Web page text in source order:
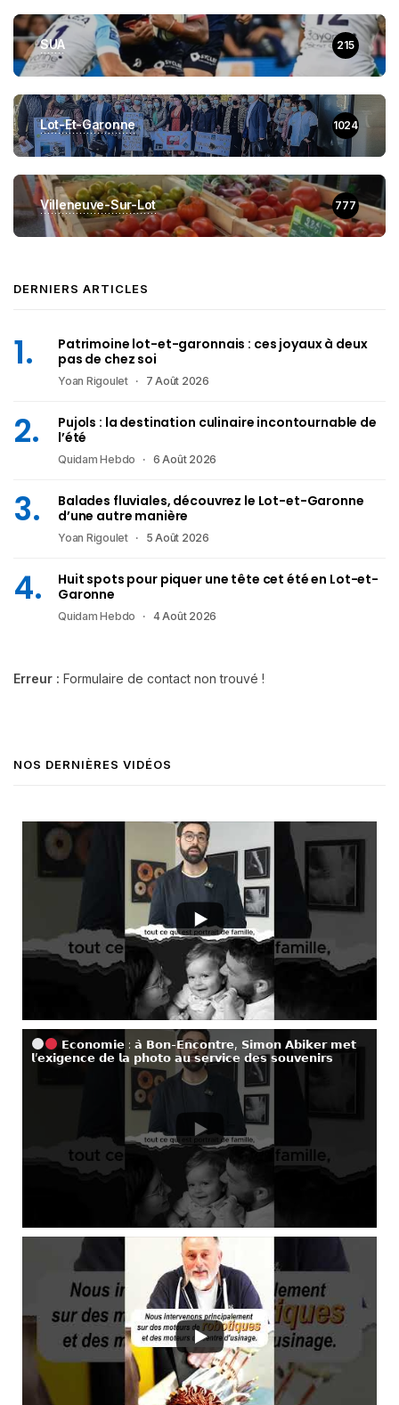
SUA 215
Lot-Et-Garonne 1024
Villeneuve-Sur-Lot 777
DERNIERS ARTICLES
Patrimoine lot-et-garonnais : ces joyaux à deux
pas de chez soi
Yoan Rigoulet 7 Août 2026
Pujols : la destination culinaire incontournable de
l’été
Quidam Hebdo 6 Août 2026
Balades fluviales, découvrez le Lot-et-Garonne
d’une autre manière
Yoan Rigoulet 5 Août 2026
Huit spots pour piquer une tête cet été en Lot-et-
Garonne
Quidam Hebdo 4 Août 2026
Erreur : Formulaire de contact non trouvé !
NOS DERNIÈRES VIDÉOS
𝗘𝗰𝗼𝗻𝗼𝗺𝗶𝗲 : 𝗮̀ 𝗕𝗼𝗻-𝗘𝗻𝗰𝗼𝗻𝘁𝗿𝗲, 𝗦𝗶𝗺𝗼𝗻 𝗔𝗯𝗶𝗸𝗲𝗿 𝗺𝗲𝘁
𝗹’𝗲𝘅𝗶𝗴𝗲𝗻𝗰𝗲 𝗱𝗲 𝗹𝗮 𝗽𝗵𝗼𝘁𝗼 𝗮𝘂 𝘀𝗲𝗿𝘃𝗶𝗰𝗲 𝗱𝗲𝘀 𝘀𝗼𝘂𝘃𝗲𝗻𝗶𝗿𝘀